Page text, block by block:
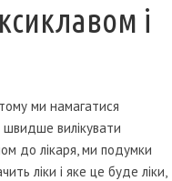
і
ми намагатися
вилікувати
до лікаря, ми подумки
ліки і яке це буде ліки,